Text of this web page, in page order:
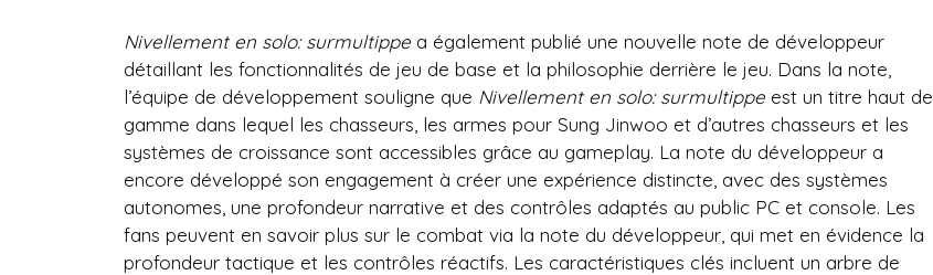
Nivellement en solo: surmultippe a également publié une nouvelle note de développeur
détaillant les fonctionnalités de jeu de base et la philosophie derrière le jeu. Dans la note,
l’équipe de développement souligne que Nivellement en solo: surmultippe est un titre haut de
gamme dans lequel les chasseurs, les armes pour Sung Jinwoo et d’autres chasseurs et les
systèmes de croissance sont accessibles grâce au gameplay. La note du développeur a
encore développé son engagement à créer une expérience distincte, avec des systèmes
autonomes, une profondeur narrative et des contrôles adaptés au public PC et console. Les
fans peuvent en savoir plus sur le combat via la note du développeur, qui met en évidence la
profondeur tactique et les contrôles réactifs. Les caractéristiques clés incluent un arbre de